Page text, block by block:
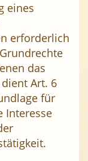
eines
erforderlich
das
Art. 6
für
Interesse